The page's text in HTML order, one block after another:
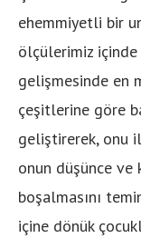
ehemmiyetli bir
ölçülerimiz
gelişmesinde en
çeşitlerine göre
geliştirerek, onu
onun düşünce ve
boşalmasını
içine dönük